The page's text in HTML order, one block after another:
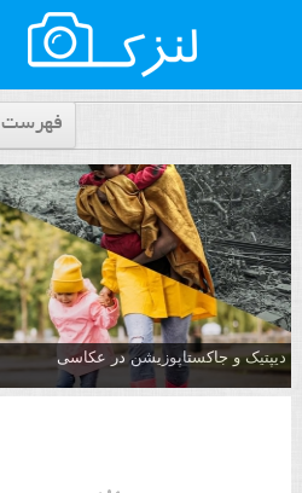
فهرست
دیپتیک و جاکستا‌پوزیشن در عکاسی